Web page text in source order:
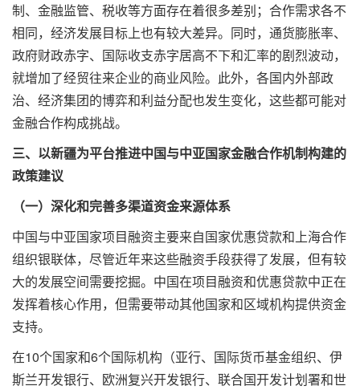
制、金融监管、税收等方面存在着很多差别；合作需求各不
相同，经济发展目标上也有较大差异。同时，通货膨胀率、
政府财政赤字、国际收支赤字居高不下和汇率的剧烈波动，
就增加了经贸往来企业的商业风险。此外，各国内外部政
治、经济集团的博弈和利益分配也发生变化，这些都可能对
金融合作构成挑战。
三、以新疆为平台推进中国与中亚国家金融合作机制构建的
政策建议
（一）深化和完善多渠道资金来源体系
中国与中亚国家项目融资主要来自国家优惠贷款和上海合作
组织银联体，尽管近年来这些融资手段获得了发展，但有较
大的发展空间需要挖掘。中国在项目融资和优惠贷款中正在
发挥着核心作用，但需要带动其他国家和区域机构提供资金
支持。
在10个国家和6个国际机构（亚行、国际货币基金组织、伊
斯兰开发银行、欧洲复兴开发银行、联合国开发计划署和世